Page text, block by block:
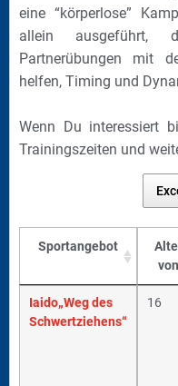
eine “körperlose”
allein ausgeführt,
Partnerübungen mit
helfen, Timing und
Wenn Du interessiert
Trainingszeiten und
Sportangebot
von
Iaido„Weg des
Schwertziehens“
16